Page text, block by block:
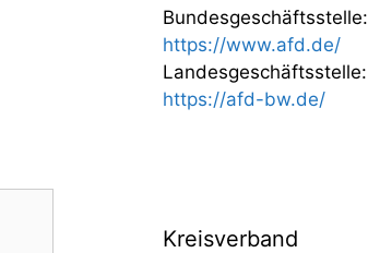
Bundesgeschäftsstelle:
https://www.afd.de/
Landesgeschäftsstelle:
https://afd-bw.de/
Kreisverband